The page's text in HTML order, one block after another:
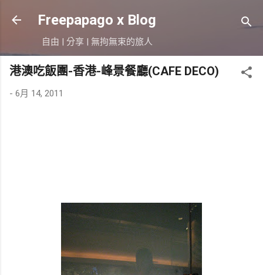
跳到主要內容
Freepapago x Blog
自由 | 分享 | 無拘無束的旅人
港澳吃飯團-香港-峰景餐廳(CAFE DECO)
- 6月 14, 2011